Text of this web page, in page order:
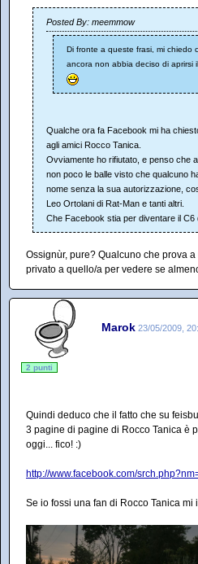
Posted By: meemmow
Di fronte a queste frasi, mi chiedo
ancora non abbia deciso di aprirsi
Qualche ora fa Facebook mi ha
agli amici Rocco Tanica.
Ovviamente ho rifiutato, e penso che
non poco le balle visto che qualcuno
nome senza la sua autorizzazione,
Leo Ortolani di Rat-Man e tanti altri.
Che Facebook stia per diventare il C6
Ossignùr, pure? Qualcuno che prova
privato a quello/a per vedere se
Marok 23/05/2009,
2 punti
Quindi deduco che il fatto che su
3 pagine di pagine di Rocco Tanica è
oggi... fico! :)
http://www.facebook.com/
Se io fossi una fan di Rocco Tanica mi